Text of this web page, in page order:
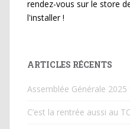
rendez-vous sur le store
l'installer !
ARTICLES RÉCENTS
Assemblée Générale 2025
C’est la rentrée aussi au